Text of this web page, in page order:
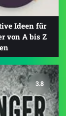
Ideen für
von A bis Z
3.8